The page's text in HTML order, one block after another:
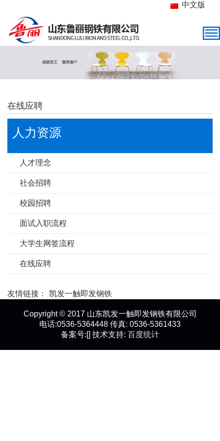
中文版
在线应聘
人力资源
人才理念
社会招聘
校园招聘
面试入职流程
大学生网签流程
在线应聘
友情链接： 凯发一触即发钢铁
Copyright © 2017 山东凯发一触即发钢铁有限公司
电话:0536-5364448 传真: 0536-5361433
备案号:[] 技术支持: 百度统计